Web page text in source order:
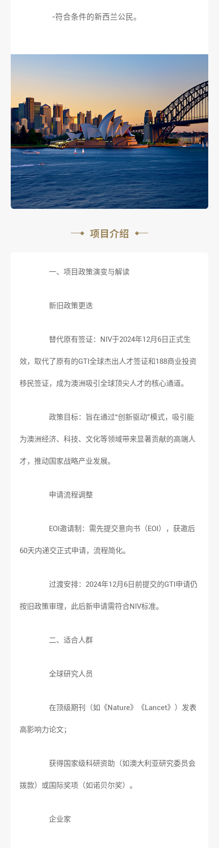
-符合条件的新西兰公民。
项目介绍
一、项目政策演变与解读
新旧政策更迭
替代原有签证：NIV于2024年12月6日正式生
效，取代了原有的GTI全球杰出人才签证和188商业投资
移民签证，成为澳洲吸引全球顶尖人才的核心通道。
政策目标：旨在通过“创新驱动”模式，吸引能
为澳洲经济、科技、文化等领域带来显著贡献的高端人
才，推动国家战略产业发展。
申请流程调整
EOI邀请制：需先提交意向书（EOI），获邀后
60天内递交正式申请，流程简化。
过渡安排：2024年12月6日前提交的GTI申请仍
按旧政策审理，此后新申请需符合NIV标准。
二、适合人群
全球研究人员
在顶级期刊（如《Nature》《Lancet》）发表
高影响力论文；
获得国家级科研资助（如澳大利亚研究委员会
拨款）或国际奖项（如诺贝尔奖）。
企业家